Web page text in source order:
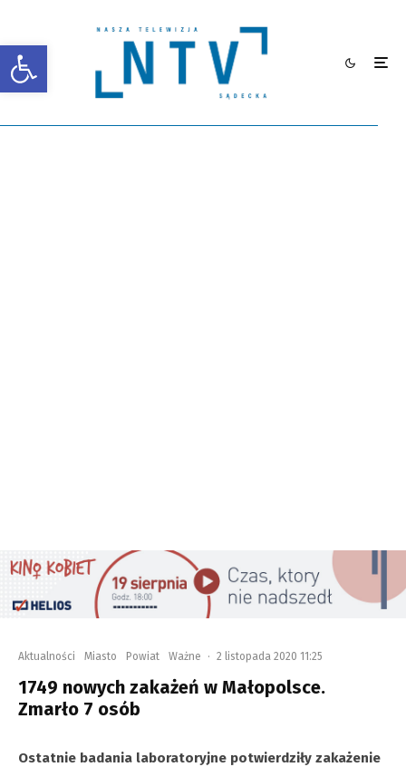
Otwórz pasek narzędzi
Aktualności Miasto Powiat Ważne · 2 listopada 2020 11:25
1749 nowych zakażeń w Małopolsce.
Zmarło 7 osób
Ostatnie badania laboratoryjne potwierdziły zakażenie